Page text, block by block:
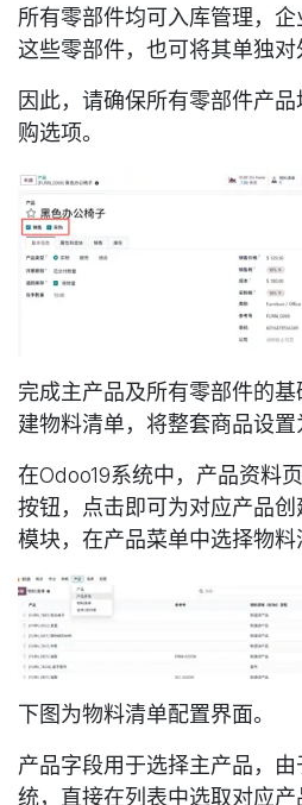
所有零部件均可入库管理，
这些零部件，也可将其单独对
因此，请确保所有零部件产品
购选项。
完成主产品及所有零部件的
建物料清单，将整套商品设置
在Odoo19系统中，产品资料
按钮，点击即可为对应产品
模块，在产品菜单中选择物料
下图为物料清单配置界面。
产品字段用于选择主产品，
统，直接在列表中选取对应